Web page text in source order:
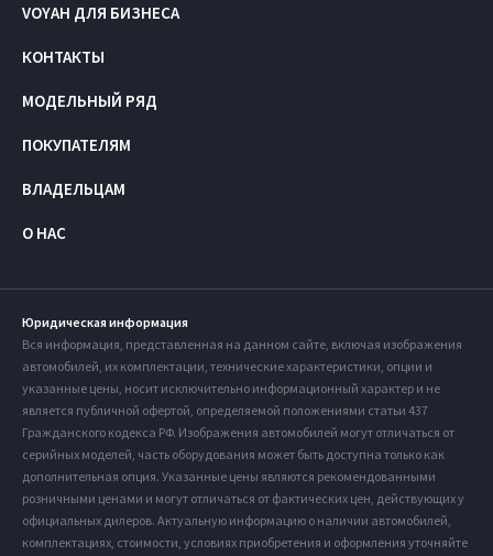
VOYAH ДЛЯ БИЗНЕСА
КОНТАКТЫ
МОДЕЛЬНЫЙ РЯД
ПОКУПАТЕЛЯМ
ВЛАДЕЛЬЦАМ
О НАС
Юридическая информация
Вся информация, представленная на данном сайте, включая изображения
автомобилей, их комплектации, технические характеристики, опции и
указанные цены, носит исключительно информационный характер и не
является публичной офертой, определяемой положениями статьи 437
Гражданского кодекса РФ. Изображения автомобилей могут отличаться от
серийных моделей, часть оборудования может быть доступна только как
дополнительная опция. Указанные цены являются рекомендованными
розничными ценами и могут отличаться от фактических цен, действующих у
официальных дилеров. Актуальную информацию о наличии автомобилей,
комплектациях, стоимости, условиях приобретения и оформления уточняйте